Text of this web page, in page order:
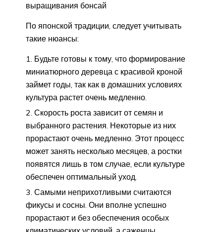
выращивания бонсай
По японской традиции, следует учитывать
такие нюансы:
Будьте готовы к тому, что формирование
миниатюрного деревца с красивой кроной
займет годы, так как в домашних условиях
культура растет очень медленно.
Скорость роста зависит от семян и
выбранного растения. Некоторые из них
прорастают очень медленно. Этот процесс
может занять несколько месяцев, а ростки
появятся лишь в том случае, если культуре
обеспечен оптимальный уход.
Самыми неприхотливыми считаются
фикусы и сосны. Они вполне успешно
прорастают и без обеспечения особых